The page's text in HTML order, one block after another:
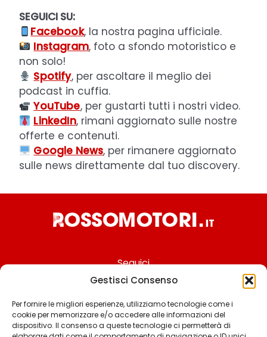
Gestisci Consenso
Per fornire le migliori esperienze, utilizziamo tecnologie come i
cookie per memorizzare e/o accedere alle informazioni del
dispositivo. Il consenso a queste tecnologie ci permetterà di
SEGUICI SU:
Facebook, la nostra pagina ufficiale.
Instagram, foto a sfondo motoristico e
non solo!
Spotify, per ascoltare il meglio dei
podcast in cuffia.
YouTube, per gustarti tutti i nostri video.
LinkedIn, rimani aggiornato sulle nostre
offerte e contenuti.
Google News, per rimanere aggiornato
sulle news direttamente dal tuo discovery.
Seguici
Chi siamo